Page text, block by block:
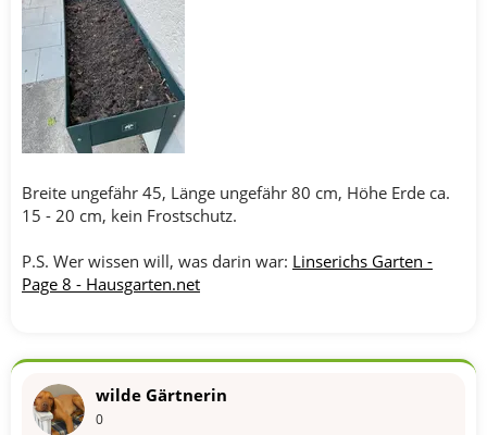
Breite ungefähr 45, Länge ungefähr 80 cm, Höhe Erde ca.
15 - 20 cm, kein Frostschutz.
P.S. Wer wissen will, was darin war: Linserichs Garten -
Page 8 - Hausgarten.net
wilde Gärtnerin
0